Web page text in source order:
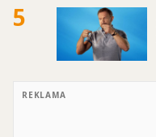
5
REKLAMA